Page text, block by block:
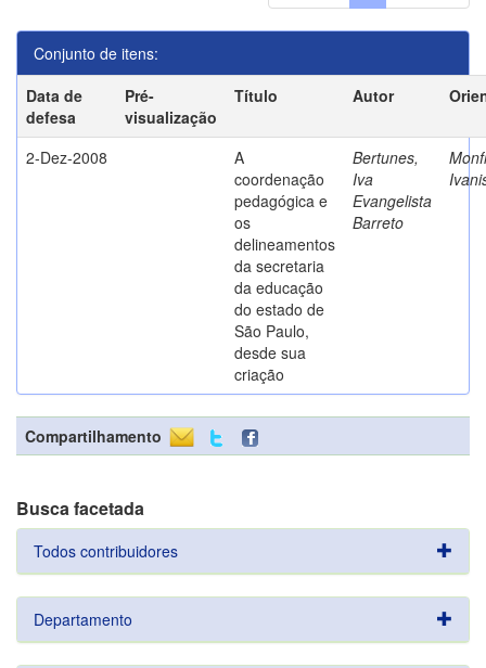
Conjunto de itens:
Data de
defesa
Pré-
visualização
Título Autor
2-Dez-2008
A
coordenação
pedagógica e
os
delineamentos
da secretaria
da educação
do estado de
São Paulo,
desde sua
criação
Bertunes,
Iva
Evangelista
Barreto
Compartilhamento
Busca facetada
Todos contribuidores
Departamento